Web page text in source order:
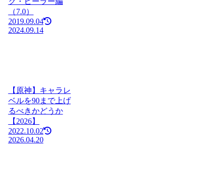
（7.0）
2019.09.04
2024.09.14
【原神】キャラレ
ベルを90まで上げ
るべきかどうか
【2026】
2022.10.02
2026.04.20